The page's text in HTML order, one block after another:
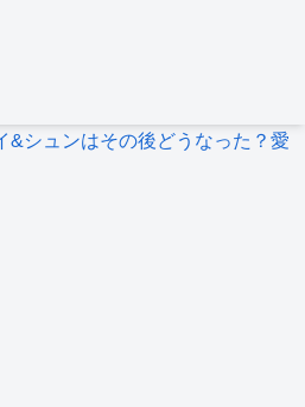
&シュンはその後どうなった？愛